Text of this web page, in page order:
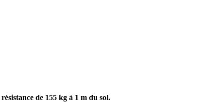
résistance de 155 kg à 1 m du sol.